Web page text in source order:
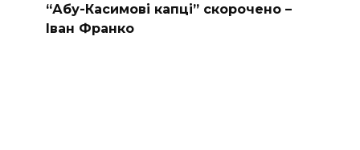
“Абу-Касимові капці” скорочено –
Іван Франко